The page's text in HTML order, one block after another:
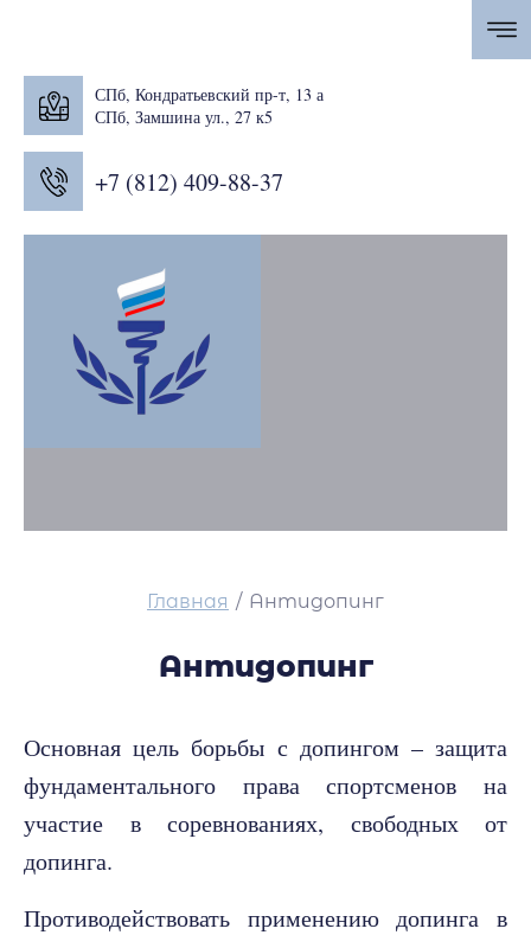
СПб, Кондратьевский пр-т, 13 а
СПб, Замшина ул., 27 к5
+7 (812) 409-88-37
Главная / Антидопинг
Антидопинг
Основная цель борьбы с допингом – защита
фундаментального права спортсменов на
участие в соревнованиях, свободных от
допинга.
Противодействовать применению допинга в